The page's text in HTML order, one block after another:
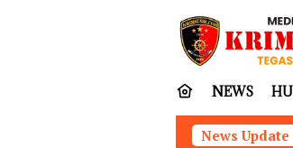
NEWS
News Update
POLDA SUMUT